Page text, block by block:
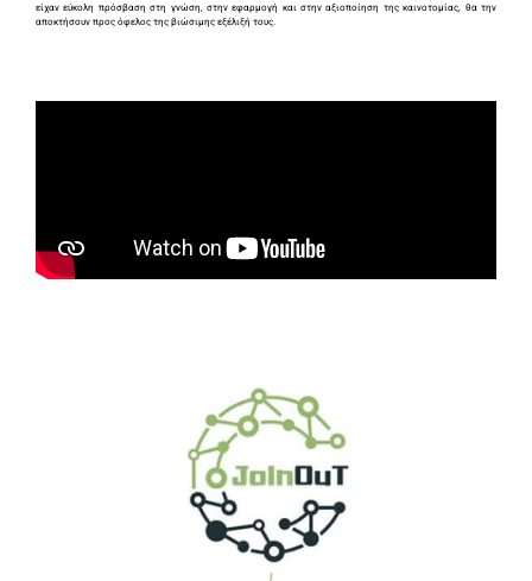
είχαν εύκολη πρόσβαση στη γνώση, στην εφαρμογή και στην αξιοποίηση της καινοτομίας, θα την
αποκτήσουν προς όφελος της βιώσιμης εξέλιξή τους.